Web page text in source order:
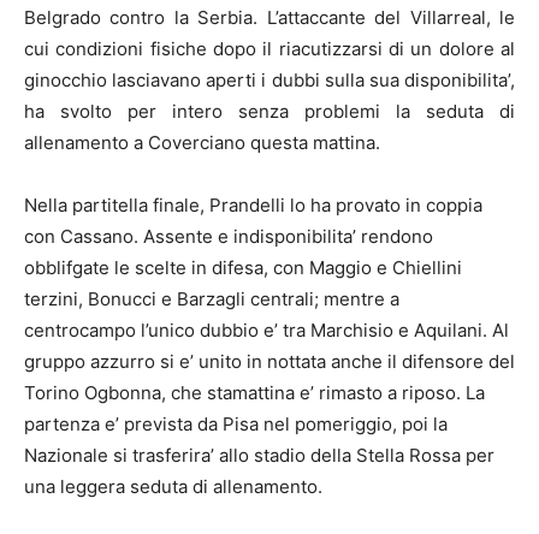
Belgrado contro la Serbia. L’attaccante del Villarreal, le
cui condizioni fisiche dopo il riacutizzarsi di un dolore al
ginocchio lasciavano aperti i dubbi sulla sua disponibilita’,
ha svolto per intero senza problemi la seduta di
allenamento a Coverciano questa mattina.
Nella partitella finale, Prandelli lo ha provato in coppia
con Cassano. Assente e indisponibilita’ rendono
obblifgate le scelte in difesa, con Maggio e Chiellini
terzini, Bonucci e Barzagli centrali; mentre a
centrocampo l’unico dubbio e’ tra Marchisio e Aquilani. Al
gruppo azzurro si e’ unito in nottata anche il difensore del
Torino Ogbonna, che stamattina e’ rimasto a riposo. La
partenza e’ prevista da Pisa nel pomeriggio, poi la
Nazionale si trasferira’ allo stadio della Stella Rossa per
una leggera seduta di allenamento.